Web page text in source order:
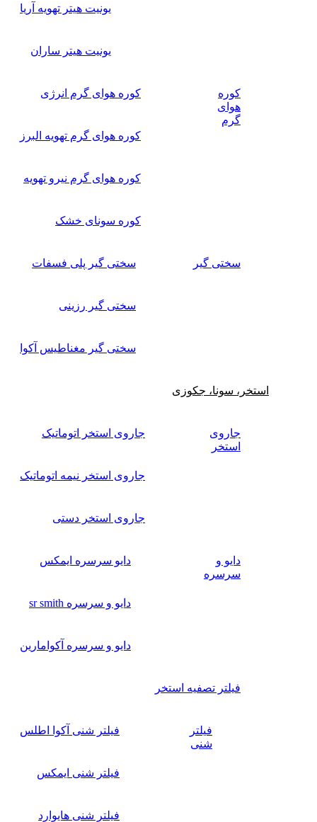
یونیت هیتر تهویه آریا
یونیت هیتر ساران
کوره
هوای
گرم
کوره هوای گرم انرژی
کوره هوای گرم تهویه البرز
کوره هوای گرم نیرو تهویه
کوره سونای خشک
سختی گیر سختی گیر پلی فسفات
سختی گیر رزینی
سختی گیر مغناطیس آکوا
استخر، سونا، جکوزی
جاروی
استخر
جاروی استخر اتوماتیک
جاروی استخر نیمه اتوماتیک
جاروی استخر دستی
دایو و
سرسره
دایو سرسره ایمکس
دایو و سرسره sr smith
دایو و سرسره آکوامارین
فیلتر تصفیه استخر
فیلتر
شنی
فیلتر شنی آکوا اطلس
فیلتر شنی ایمکس
فیلتر شنی هایوارد